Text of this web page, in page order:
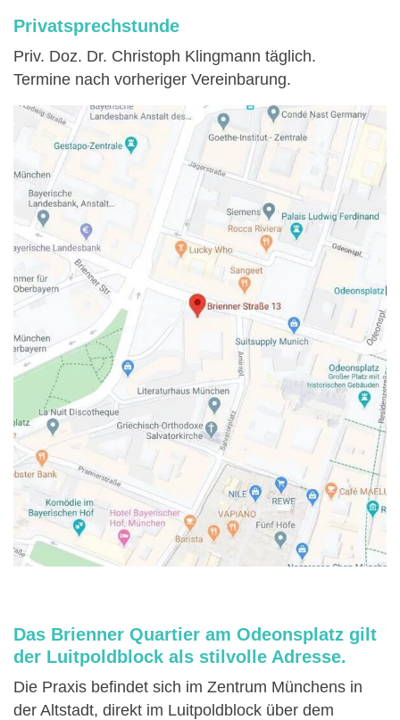
Privatsprechstunde
Priv. Doz. Dr. Christoph Klingmann täglich.
Termine nach vorheriger Vereinbarung.
Das Brienner Quartier am Odeonsplatz gilt
der Luitpoldblock als stilvolle Adresse.
Die Praxis befindet sich im Zentrum Münchens in
der Altstadt, direkt im Luitpoldblock über dem